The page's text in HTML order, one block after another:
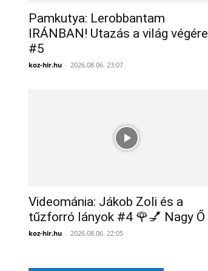
Pamkutya: Lerobbantam
IRÁNBAN! Utazás a világ végére
#5
koz-hir.hu - 2026.08.06. 23:07
Videománia: Jákob Zoli és a
tűzforró lányok #4 🌹💅 Nagy Ő
koz-hir.hu - 2026.08.06. 22:05